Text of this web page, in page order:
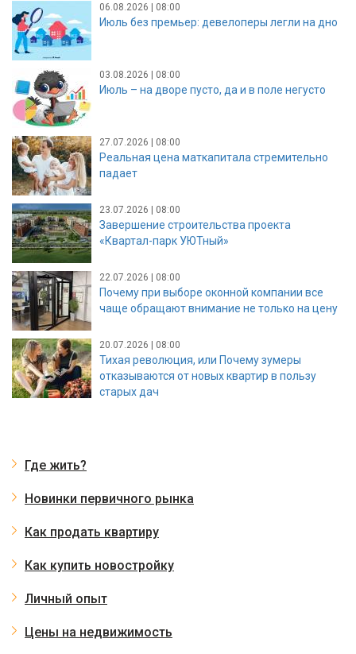
06.08.2026 | 08:00
Июль без премьер: девелоперы легли на дно
03.08.2026 | 08:00
Июль – на дворе пусто, да и в поле негусто
27.07.2026 | 08:00
Реальная цена маткапитала стремительно
падает
23.07.2026 | 08:00
Завершение строительства проекта
«Квартал-парк УЮТный»
22.07.2026 | 08:00
Почему при выборе оконной компании все
чаще обращают внимание не только на цену
20.07.2026 | 08:00
Тихая революция, или Почему зумеры
отказываются от новых квартир в пользу
старых дач
Где жить?
Новинки первичного рынка
Как продать квартиру
Как купить новостройку
Личный опыт
Цены на недвижимость